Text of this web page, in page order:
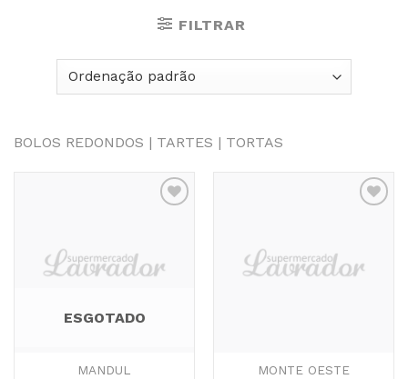
FILTRAR
BOLOS REDONDOS | TARTES | TORTAS
Favoritos
ESGOTADO
MANDUL
Favoritos
MONTE OESTE